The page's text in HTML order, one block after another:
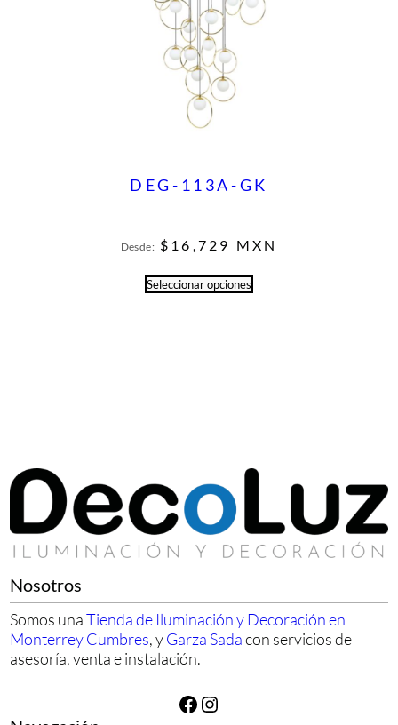
DEG-113A-GK
Desde: $ 16,729 MXN
Seleccionar opciones
Nosotros
Somos unaTienda de Iluminación y Decoración en
Monterrey Cumbres, yGarza Sadacon servicios de
asesoría, venta e instalación.
Facebook Instagram